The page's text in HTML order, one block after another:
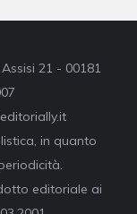
21 - 00181
in quanto
editoriale ai